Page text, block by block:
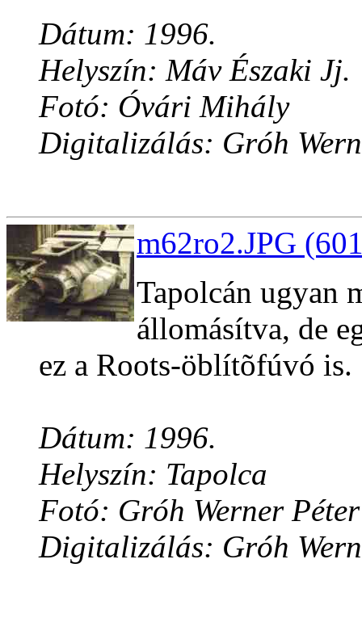
Dátum: 1996.
Helyszín: Máv Északi Jj.
Fotó: Óvári Mihály
Digitalizálás: Gróh
m62ro2.JPG
Tapolcán ugyan
állomásítva, de
ez a Roots-öblítõfúvó is.
Dátum: 1996.
Helyszín: Tapolca
Fotó: Gróh Werner Péter
Digitalizálás: Gróh